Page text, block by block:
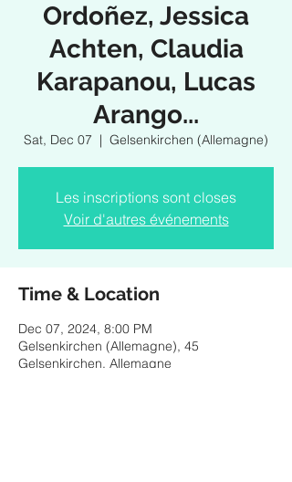
Ordoñez, Jessica
Achten, Claudia
Karapanou, Lucas
Arango...
Sat, Dec 07
  |
Gelsenkirchen (Allemagne)
Les inscriptions sont closes
Voir d'autres événements
Time & Location
Dec 07, 2024, 8:00 PM
Gelsenkirchen (Allemagne), 45
Gelsenkirchen, Allemagne